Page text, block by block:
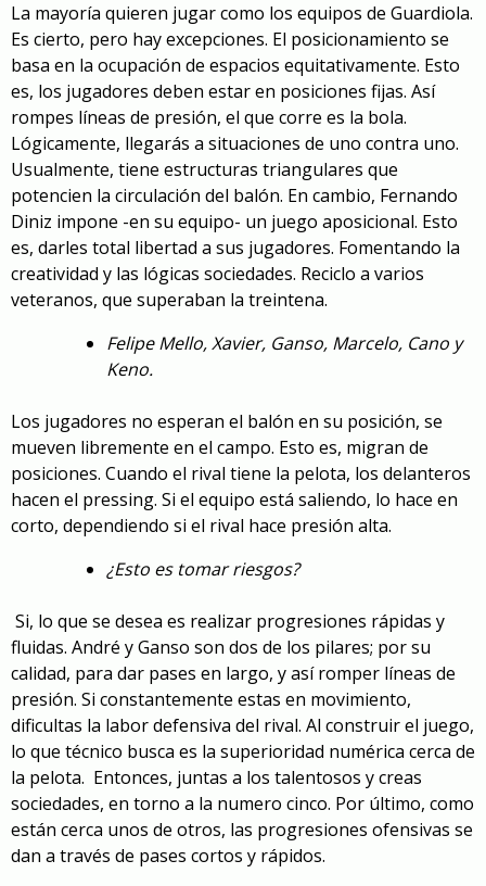
La mayoría quieren jugar como los equipos de Guardiola.
Es cierto, pero hay excepciones. El posicionamiento se
basa en la ocupación de espacios equitativamente. Esto
es, los jugadores deben estar en posiciones fijas. Así
rompes líneas de presión, el que corre es la bola.
Lógicamente, llegarás a situaciones de uno contra uno.
Usualmente, tiene estructuras triangulares que
potencien la circulación del balón. En cambio, Fernando
Diniz impone -en su equipo- un juego aposicional. Esto
es, darles total libertad a sus jugadores. Fomentando la
creatividad y las lógicas sociedades. Reciclo a varios
veteranos, que superaban la treintena.
Felipe Mello, Xavier, Ganso, Marcelo, Cano y
Keno.
Los jugadores no esperan el balón en su posición, se
mueven libremente en el campo. Esto es, migran de
posiciones. Cuando el rival tiene la pelota, los delanteros
hacen el pressing. Si el equipo está saliendo, lo hace en
corto, dependiendo si el rival hace presión alta.
¿Esto es tomar riesgos?
Si, lo que se desea es realizar progresiones rápidas y
fluidas. André y Ganso son dos de los pilares; por su
calidad, para dar pases en largo, y así romper líneas de
presión. Si constantemente estas en movimiento,
dificultas la labor defensiva del rival. Al construir el juego,
lo que técnico busca es la superioridad numérica cerca de
la pelota. Entonces, juntas a los talentosos y creas
sociedades, en torno a la numero cinco. Por último, como
están cerca unos de otros, las progresiones ofensivas se
dan a través de pases cortos y rápidos.